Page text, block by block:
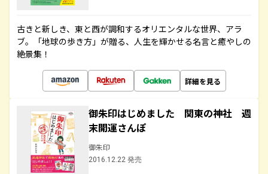
古きと新しき、東と西が調和するオリエンタルな世界、アラ
ブ。「地球の歩き方」が贈る、人生を輝かせる名言と癒やしの
絶景集！
詳細を見る
御朱印はじめました 関東の神社 週
末開運さんぽ
御朱印
2016.12.22 発売